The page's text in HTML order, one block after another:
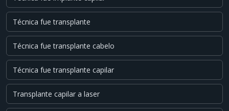
Técnica fue transplante
Técnica fue transplante cabelo
Técnica fue transplante capilar
Transplante capilar a laser